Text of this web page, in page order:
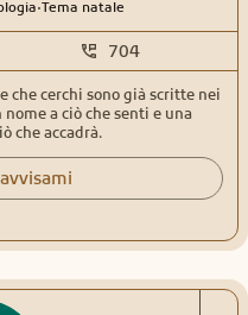
Tema natale
704
che cerchi sono già scritte nei
a ciò che senti e una
che accadrà.